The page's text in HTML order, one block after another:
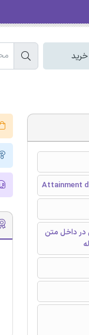
Attainment
در داخل متن